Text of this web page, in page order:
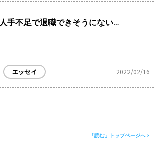
人手不足で退職できそうにない…
エッセイ 2022/02/16
「読む」トップページへ >